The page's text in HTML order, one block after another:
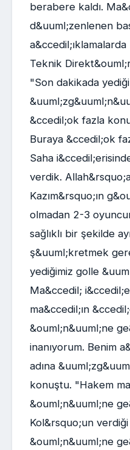
berabere kaldı.
d&uuml;zenlenen
Teknik
"Son dakikada
&ccedil;ok fazla
Buraya &ccedil;ok
Saha
verdik.
Kazım&rsquo;ın
olmadan 2-3
sağlıklı bir şekilde
ş&uuml;kretmek
yediğimiz golle
Ma&ccedil;
ma&ccedil;ın
&ouml;n&uuml;ne
inanıyorum. Benim
adına
konuştu. "Hakem
&ouml;n&uuml;ne
Kol&rsquo;un verdiği
&ouml;n&uuml;ne